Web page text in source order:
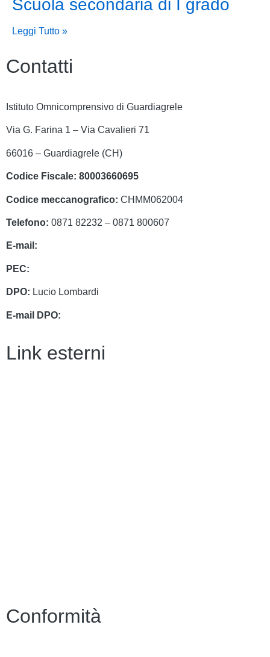
Scuola secondaria di I grado
Leggi Tutto »
Contatti
Istituto Omnicomprensivo di Guardiagrele
Via G. Farina 1 – Via Cavalieri 71
66016 – Guardiagrele (CH)
Codice Fiscale: 80003660695
Codice meccanografico: CHMM062004
Telefono: 0871 82232 – 0871 800607
E-mail:
PEC:
DPO: Lucio Lombardi
E-mail DPO:
Link esterni
Conformità